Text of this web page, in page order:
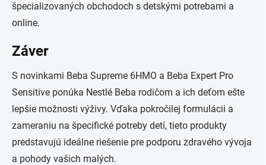
špecializovaných obchodoch s detskými potrebami a
online.
Záver
S novinkami Beba Supreme 6HMO a Beba Expert Pro
Sensitive ponúka Nestlé Beba rodičom a ich deťom ešte
lepšie možnosti výživy. Vďaka pokročilej formulácii a
zameraniu na špecifické potreby detí, tieto produkty
predstavujú ideálne riešenie pre podporu zdravého vývoja
a pohody vašich malých.